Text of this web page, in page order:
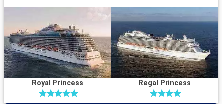
Royal Princess Regal Princess